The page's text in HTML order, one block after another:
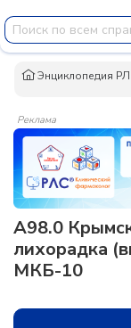
Энциклопедия
Реклама
A98.0
лихорадка
МКБ-10